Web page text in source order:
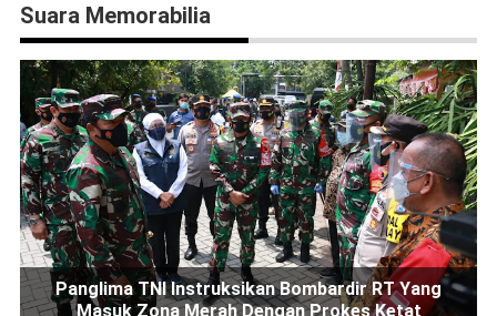
Suara Memorabilia
Panglima TNI Instruksikan Bombardir RT Yang
Masuk Zona Merah Dengan Prokes Ketat